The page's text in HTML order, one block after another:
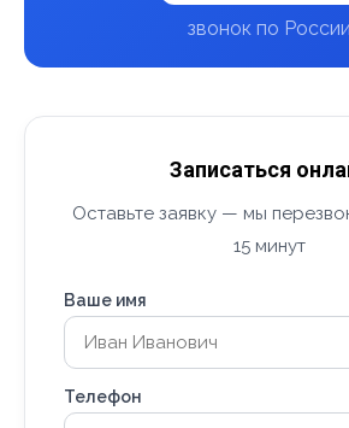
звонок по России
Записаться
Оставьте заявку — мы
15 минут
Ваше имя
Телефон